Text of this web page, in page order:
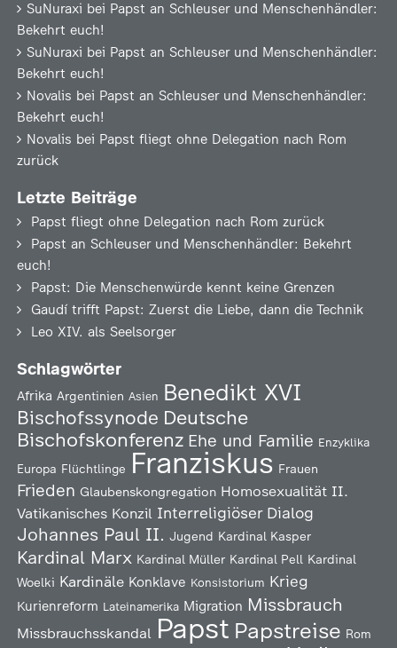
SuNuraxi bei Papst an Schleuser und Menschenhändler:
Bekehrt euch!
SuNuraxi bei Papst an Schleuser und Menschenhändler:
Bekehrt euch!
Novalis bei Papst an Schleuser und Menschenhändler:
Bekehrt euch!
Novalis bei Papst fliegt ohne Delegation nach Rom
zurück
Letzte Beiträge
Papst fliegt ohne Delegation nach Rom zurück
Papst an Schleuser und Menschenhändler: Bekehrt
euch!
Papst: Die Menschenwürde kennt keine Grenzen
Gaudí trifft Papst: Zuerst die Liebe, dann die Technik
Leo XIV. als Seelsorger
Schlagwörter
Afrika Argentinien Asien Benedikt XVI
Bischofssynode Deutsche
Bischofskonferenz Ehe und Familie Enzyklika
Europa Flüchtlinge Franziskus Frauen
Frieden Glaubenskongregation Homosexualität II.
Vatikanisches Konzil Interreligiöser Dialog
Johannes Paul II. Jugend Kardinal Kasper
Kardinal Marx Kardinal Müller Kardinal Pell Kardinal
Woelki Kardinäle Konklave Konsistorium Krieg
Kurienreform Lateinamerika Migration Missbrauch
Missbrauchsskandal Papst Papstreise Rom